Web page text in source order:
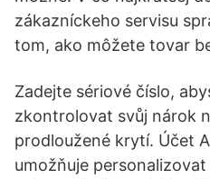
zákazníckeho servisu
tom, ako môžete tovar
Zadejte sériové číslo,
zkontrolovat svůj nárok
prodloužené krytí. Účet
umožňuje